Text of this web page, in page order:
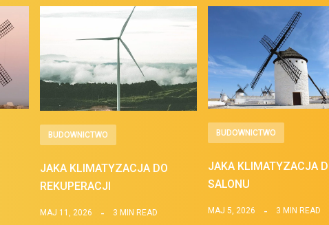
BUDOWNICTWO
JAKA KLIMATYZACJA DO
REKUPERACJI
MAJ 11, 2026 3 MIN READ
BUDOWNICTWO
JAKA KLIMATYZACJA
SALONU
MAJ 5, 2026 3 MIN READ